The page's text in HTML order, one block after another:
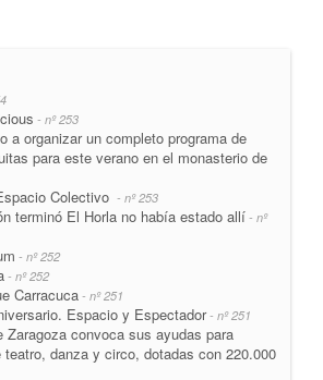
- nº 253
a organizar un completo programa de
para este verano en el monasterio de
Colectivo - nº 253
terminó El Horla no había estado allí - nº
- nº 252
- nº 252
Carracuca- nº 251
Espacio y Espectador- nº 251
Zaragoza convoca sus ayudas para
danza y circo, dotadas con 220.000